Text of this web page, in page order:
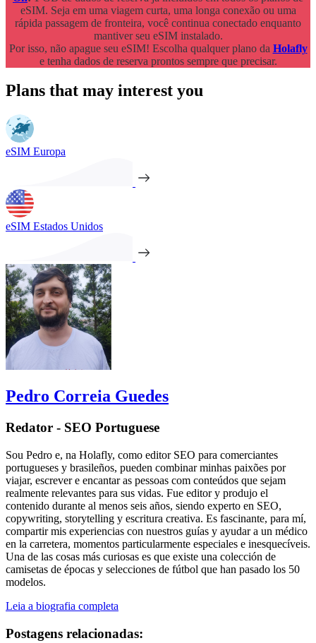
eSIM. Seja em uma viagem curta, uma longa conexão ou uma
rápida passagem de fronteira, você continua conectado enquanto
mantiver seu eSIM instalado.
Por isso, não apague seu eSIM! Escolha qualquer plano da Holafly
e tenha dados de reserva prontos sempre que precisar.
Plans that may interest you
eSIM Europa
eSIM Estados Unidos
Pedro Correia Guedes
Redator - SEO Portuguese
Sou Pedro e, na Holafly, como editor SEO para comerciantes
portugueses y brasileños, pueden combinar minhas paixões por
viajar, escrever e encantar as pessoas com conteúdos que sejam
realmente relevantes para sus vidas. Fue editor y produjo el
contenido durante al menos seis años, siendo experto en SEO,
copywriting, storytelling y escritura creativa. Es fascinante, para mí,
compartir mis experiencias con nuestros guías y ayudar a un médico
en la carretera, momentos particularmente especiales e inesquecíveis.
Una de las cosas más curiosas es que existe una colección de
camisetas de épocas y selecciones de fútbol que han pasado los 50
modelos.
Leia a biografia completa
Postagens relacionadas: